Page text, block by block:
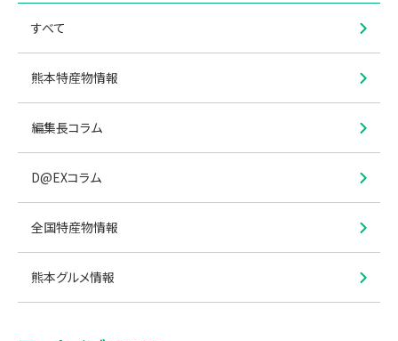
すべて
熊本特産物情報
編集長コラム
D@EXコラム
全国特産物情報
熊本グルメ情報